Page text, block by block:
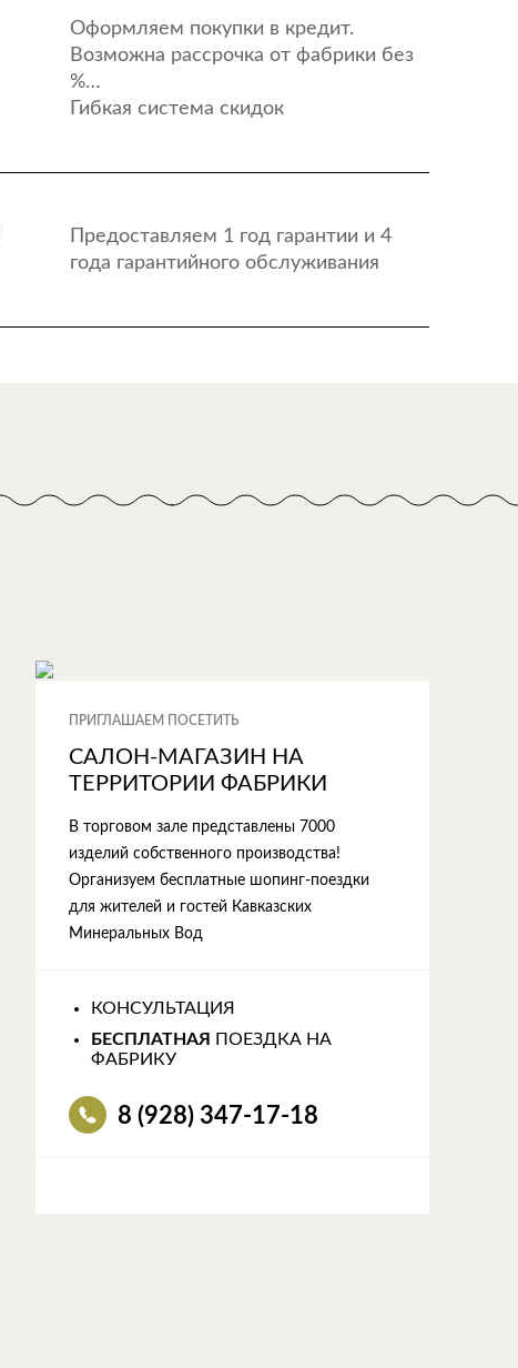
Оформляем покупки в кредит.
Возможна рассрочка от фабрики без
%…
Гибкая система скидок
Предоставляем 1 год гарантии и 4
года гарантийного обслуживания
ПРИГЛАШАЕМ ПОСЕТИТЬ
САЛОН-МАГАЗИН НА
ТЕРРИТОРИИ ФАБРИКИ
В торговом зале представлены 7000
изделий собственного производства!
Организуем бесплатные шопинг-поездки
для жителей и гостей Кавказских
Минеральных Вод
КОНСУЛЬТАЦИЯ
БЕСПЛАТНАЯ
ПОЕЗДКА НА
ФАБРИКУ
8 (928) 347-17-18